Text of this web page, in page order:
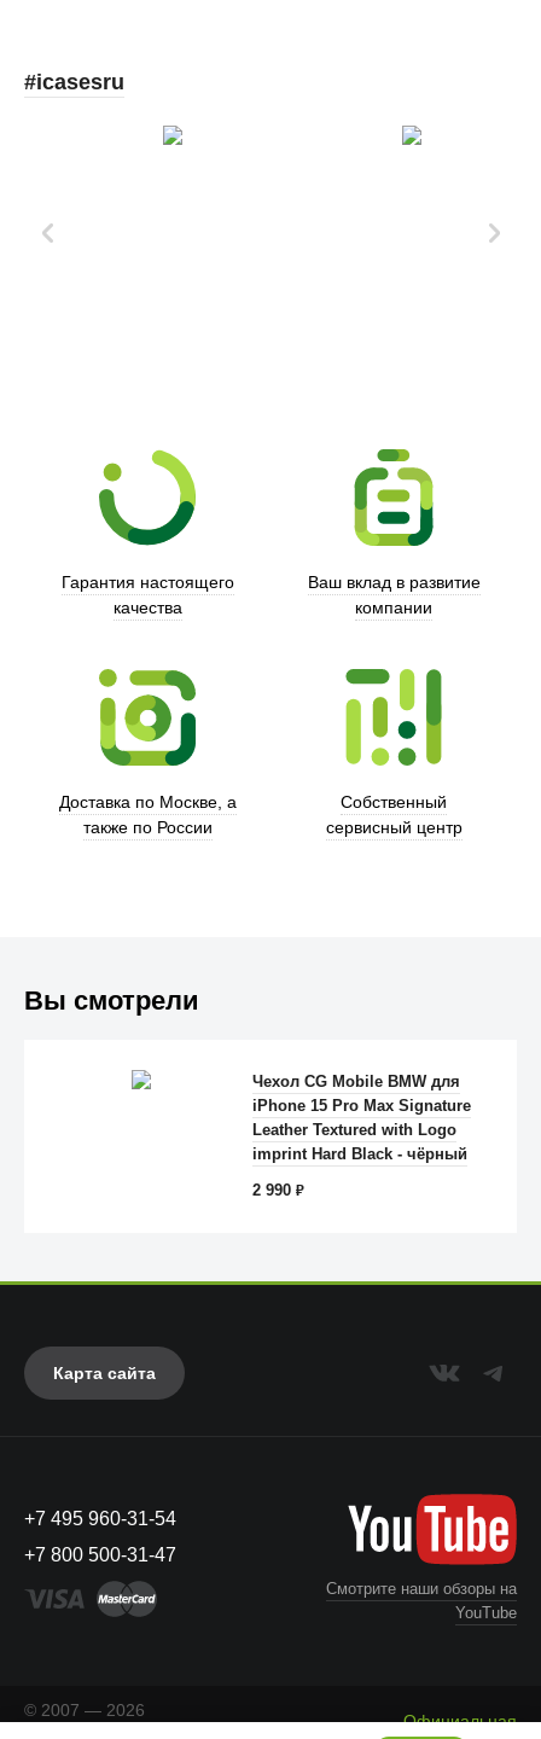
Anker
#icasesru
Гарантия настоящего
качества
Ваш вклад в развитие
компании
Доставка по Москве, а
также по России
Собственный
сервисный центр
Вы смотрели
Чехол CG Mobile BMW для
iPhone 15 Pro Max Signature
Leather Textured with Logo
imprint Hard Black - чёрный
2 990₽
Карта сайта
+7 495 960-31-54
+7 800 500-31-47
Смотрите наши обзоры на
YouTube
© 2007 — 2026
Официальная